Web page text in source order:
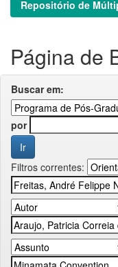
Repositório de
Página de
Buscar em:
por
Filtros correntes: